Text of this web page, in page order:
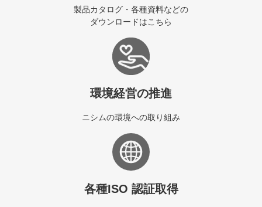
製品カタログ・各種資料などの
ダウンロードはこちら
環境経営の推進
ニシムの環境への取り組み
各種ISO 認証取得